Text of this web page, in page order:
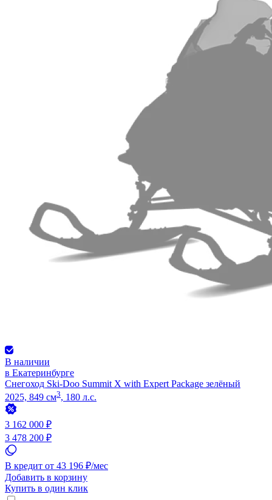
В наличии
в Екатеринбурге
Снегоход Ski-Doo Summit X with Expert Package зелёный
2025, 849 см3, 180 л.с.
3 162 000 ₽
3 478 200 ₽
В кредит от 43 196 ₽/мес
Добавить в корзину
Купить в один клик